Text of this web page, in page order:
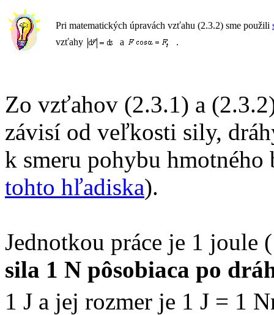
Pri matematických úpravách vzťahu (2.3.2) sme použili
vzťahy
a .
Zo vzťahov (2.3.1) a
závisí od veľkosti sily,
k smeru pohybu hmotného
tohto hľadiska).
Jednotkou práce je 1 joule
sila 1 N pôsobiaca po
1 J a jej rozmer je 1 J = 1